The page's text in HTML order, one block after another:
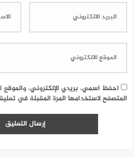
احفظ اسمي، بريدي الإلكتروني، والموقع
المتصفح لاستخدامها المرة المقبلة في